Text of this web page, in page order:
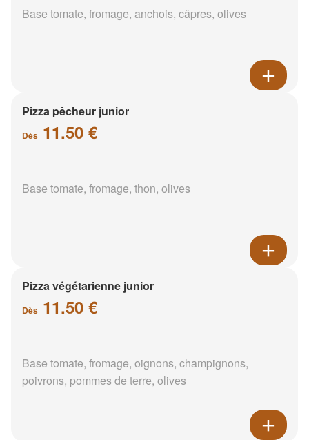
Base tomate, fromage, anchois, câpres, olives
Pizza pêcheur junior
Dès 11.50 €
Base tomate, fromage, thon, olives
Pizza végétarienne junior
Dès 11.50 €
Base tomate, fromage, oignons, champignons,
poivrons, pommes de terre, olives